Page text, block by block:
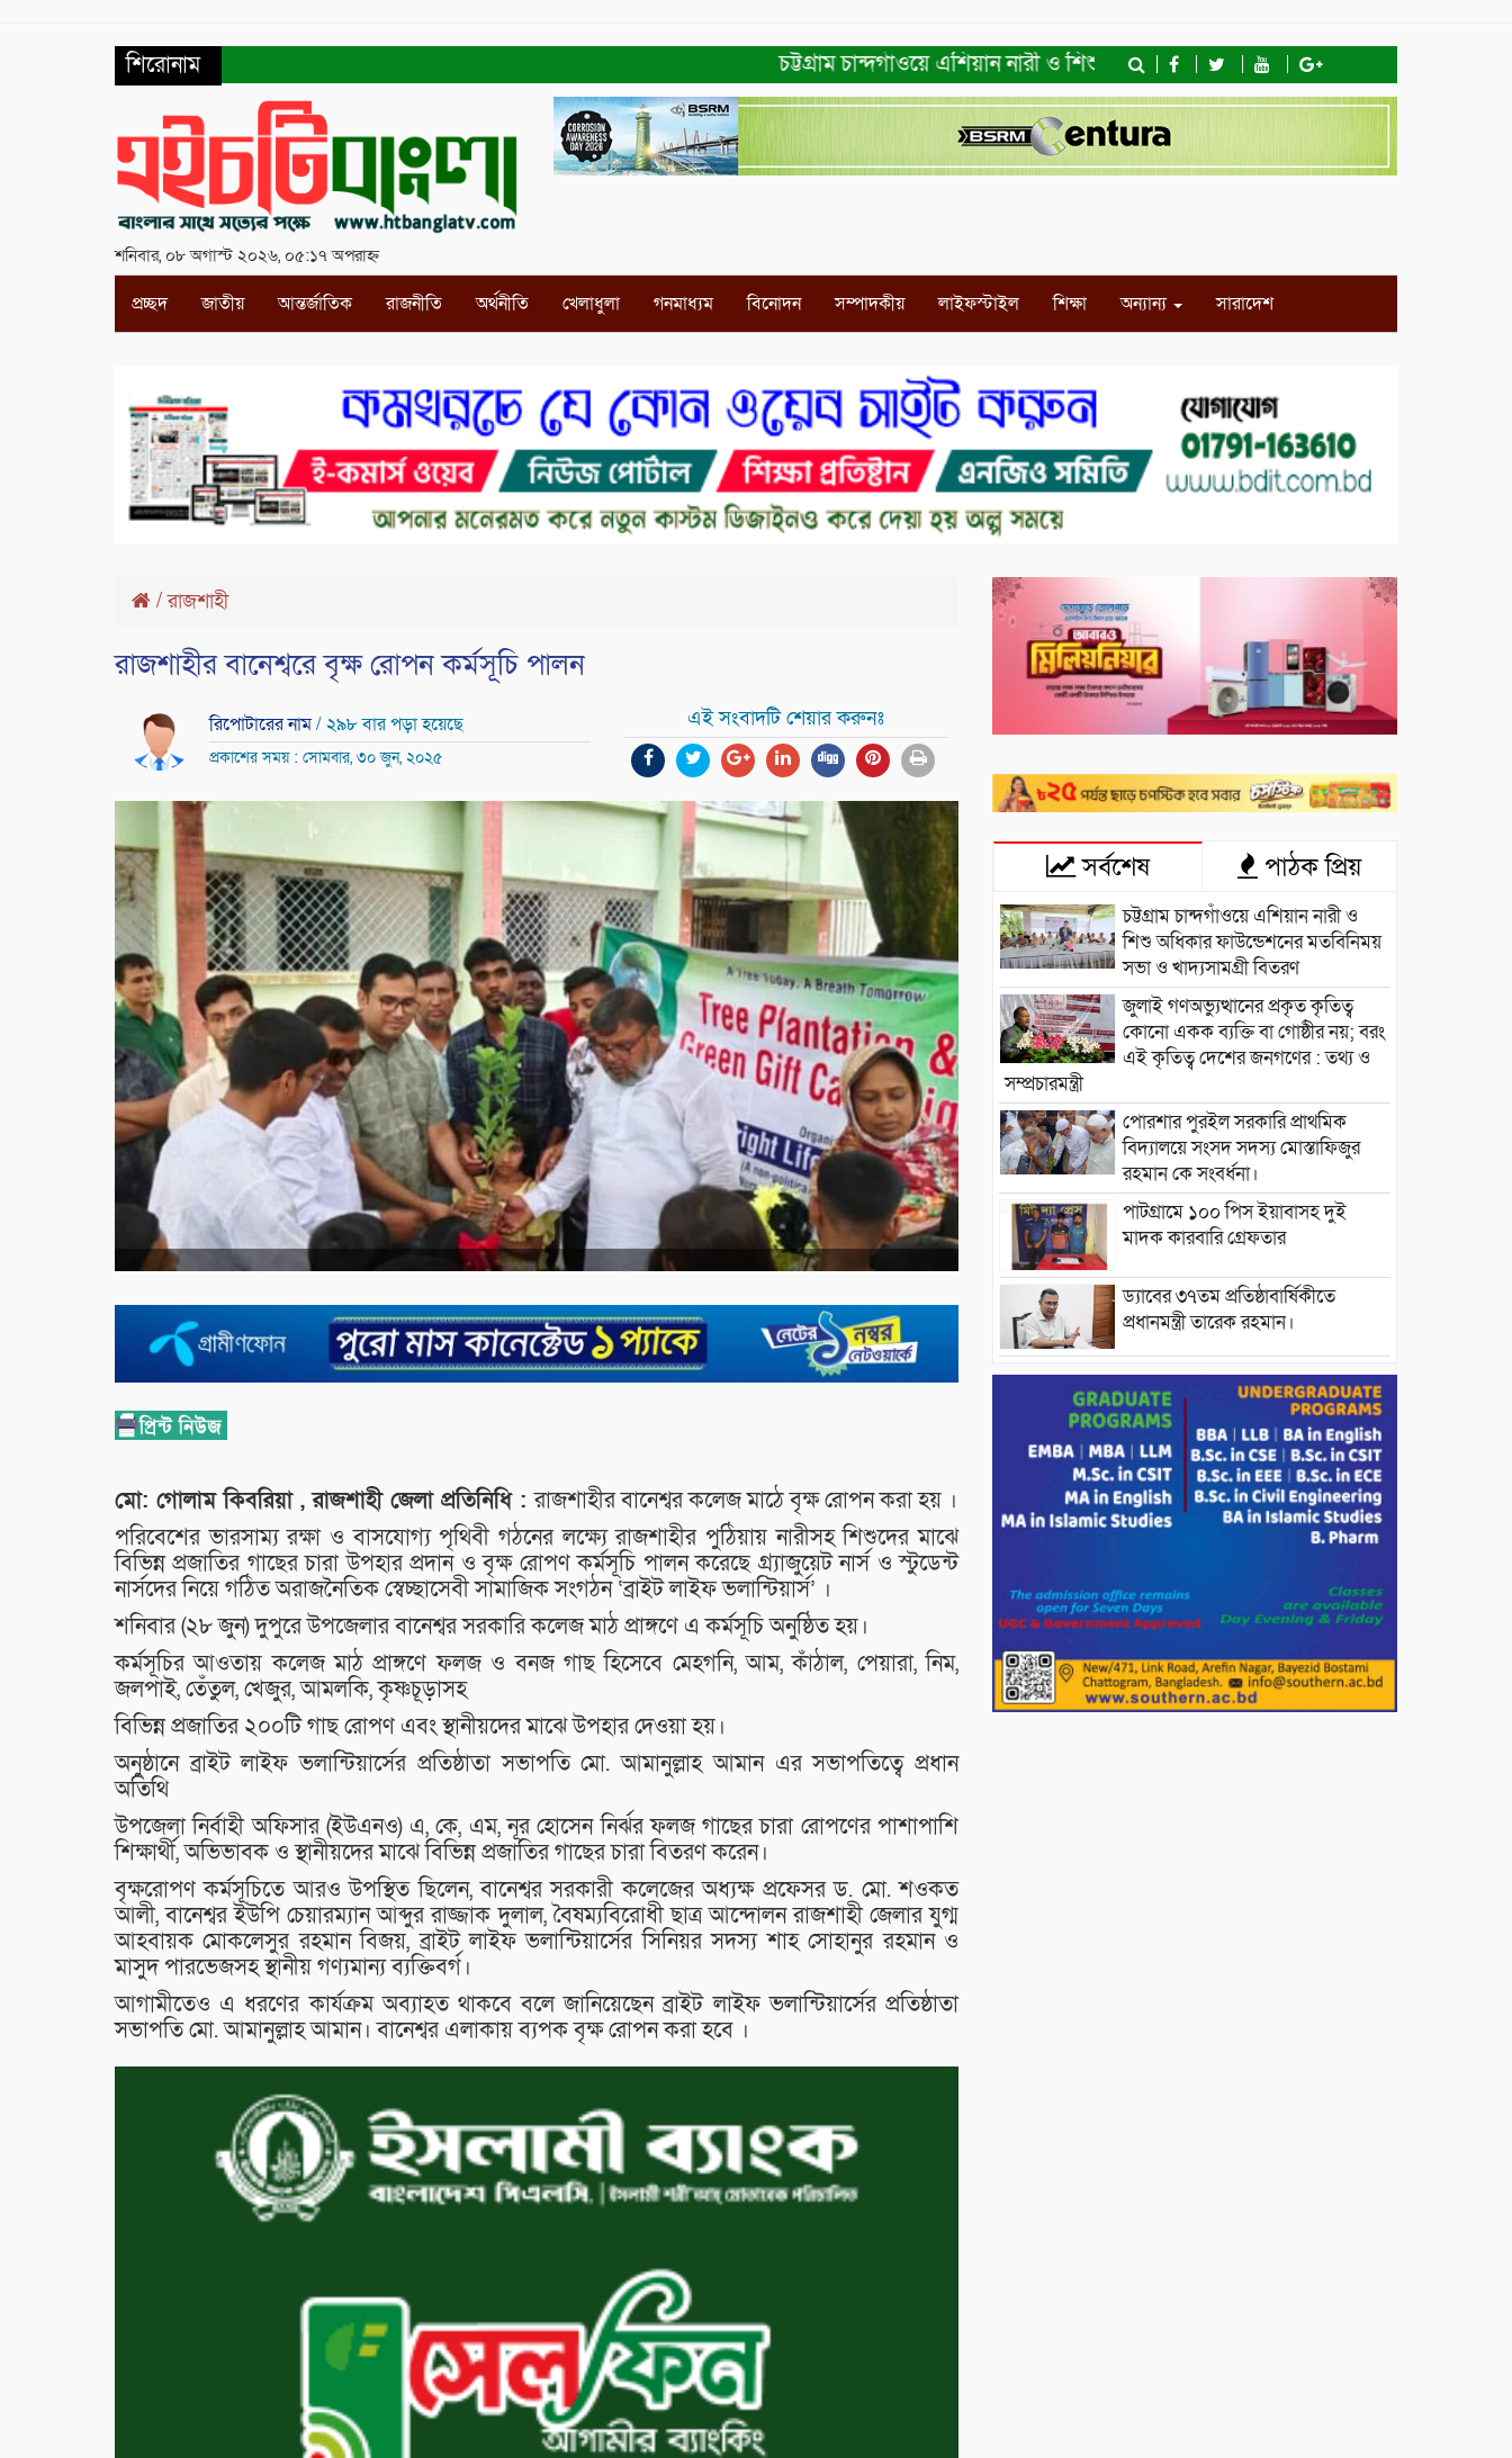
শিরোনাম চট্টগ্রাম চান্দগাঁওয়ে এশিয়ান নারী ও শিশু অধিকার ফাউন্ডেশনের মতবিনিময় সভা ও খাদ্যসামগ্রী
শনিবার, ০৮ অগাস্ট ২০২৬, ০৫:১৭ অপরাহ্ন
প্রচ্ছদ জাতীয় আন্তর্জাতিক রাজনীতি অর্থনীতি খেলাধুলা গনমাধ্যম বিনোদন সম্পাদকীয় লাইফস্টাইল শিক্ষা অন্যান্য সারাদেশ
/রাজশাহী
রাজশাহীর বানেশ্বরে বৃক্ষ রোপন কর্মসূচি পালন
রিপোটারের নাম/ ২৯৮ বার পড়া হয়েছে
প্রকাশের সময় : সোমবার, ৩০ জুন, ২০২৫
এই সংবাদটি শেয়ার করুনঃ
মো: গোলাম কিবরিয়া , রাজশাহী জেলা প্রতিনিধি :রাজশাহীর বানেশ্বর কলেজ মাঠে বৃক্ষ রোপন করা হয় ।
পরিবেশের ভারসাম্য রক্ষা ও বাসযোগ্য পৃথিবী গঠনের লক্ষ্যে রাজশাহীর পুঠিয়ায় নারীসহ শিশুদের মাঝে
বিভিন্ন প্রজাতির গাছের চারা উপহার প্রদান ও বৃক্ষ রোপণ কর্মসূচি পালন করেছে গ্র্যাজুয়েট নার্স ও স্টুডেন্ট
নার্সদের নিয়ে গঠিত অরাজনৈতিক স্বেচ্ছাসেবী সামাজিক সংগঠন ‘ব্রাইট লাইফ ভলান্টিয়ার্স’ ।
শনিবার (২৮ জুন) দুপুরে উপজেলার বানেশ্বর সরকারি কলেজ মাঠ প্রাঙ্গণে এ কর্মসূচি অনুষ্ঠিত হয়।
কর্মসূচির আওতায় কলেজ মাঠ প্রাঙ্গণে ফলজ ও বনজ গাছ হিসেবে মেহগনি, আম, কাঁঠাল, পেয়ারা, নিম,
জলপাই, তেঁতুল, খেজুর, আমলকি, কৃষ্ণচূড়াসহ
বিভিন্ন প্রজাতির ২০০টি গাছ রোপণ এবং স্থানীয়দের মাঝে উপহার দেওয়া হয়।
অনুষ্ঠানে ব্রাইট লাইফ ভলান্টিয়ার্সের প্রতিষ্ঠাতা সভাপতি মো. আমানুল্লাহ আমান এর সভাপতিত্বে প্রধান
অতিথি
উপজেলা নির্বাহী অফিসার (ইউএনও) এ, কে, এম, নূর হোসেন নির্ঝর ফলজ গাছের চারা রোপণের পাশাপাশি
শিক্ষার্থী, অভিভাবক ও স্থানীয়দের মাঝে বিভিন্ন প্রজাতির গাছের চারা বিতরণ করেন।
বৃক্ষরোপণ কর্মসূচিতে আরও উপস্থিত ছিলেন, বানেশ্বর সরকারী কলেজের অধ্যক্ষ প্রফেসর ড. মো. শওকত
আলী, বানেশ্বর ইউপি চেয়ারম্যান আব্দুর রাজ্জাক দুলাল, বৈষম্যবিরোধী ছাত্র আন্দোলন রাজশাহী জেলার যুগ্ম
আহবায়ক মোকলেসুর রহমান বিজয়, ব্রাইট লাইফ ভলান্টিয়ার্সের সিনিয়র সদস্য শাহ সোহানুর রহমান ও
মাসুদ পারভেজসহ স্থানীয় গণ্যমান্য ব্যক্তিবর্গ।
আগামীতেও এ ধরণের কার্যক্রম অব্যাহত থাকবে বলে জানিয়েছেন ব্রাইট লাইফ ভলান্টিয়ার্সের প্রতিষ্ঠাতা
সভাপতি মো. আমানুল্লাহ আমান। বানেশ্বর এলাকায় ব্যপক বৃক্ষ রোপন করা হবে ।
সর্বশেষ পাঠক প্রিয়
চট্টগ্রাম চান্দগাঁওয়ে এশিয়ান নারী ও
শিশু অধিকার ফাউন্ডেশনের মতবিনিময়
সভা ও খাদ্যসামগ্রী বিতরণ
জুলাই গণঅভ্যুত্থানের প্রকৃত কৃতিত্ব
কোনো একক ব্যক্তি বা গোষ্ঠীর নয়; বরং
এই কৃতিত্ব দেশের জনগণের : তথ্য ও
সম্প্রচারমন্ত্রী
পোরশার পুরইল সরকারি প্রাথমিক
বিদ্যালয়ে সংসদ সদস্য মোস্তাফিজুর
রহমান কে সংবর্ধনা।
পাটগ্রামে ১০০ পিস ইয়াবাসহ দুই
মাদক কারবারি গ্রেফতার
ড্যাবের ৩৭তম প্রতিষ্ঠাবার্ষিকীতে
প্রধানমন্ত্রী তারেক রহমান।
চন্দনাইশের হাশিমপুর ৪ নং ওয়ার্ডে
৫’শতাধিক হতদরিদ্র পরিবারের মাঝে
খাদ্যসামগ্রী বিতরণ করেন মনজুর
মোরশেদ
পরিবেশ রক্ষায় পাটগ্রামে ইহসান ইয়ুথ
সার্কেলের বৃক্ষরোপণ
বিএনপি নেতা গুরুতর আহত
মুক্তিযোদ্ধা দবির উদ্দিন ফাউন্ডেশন